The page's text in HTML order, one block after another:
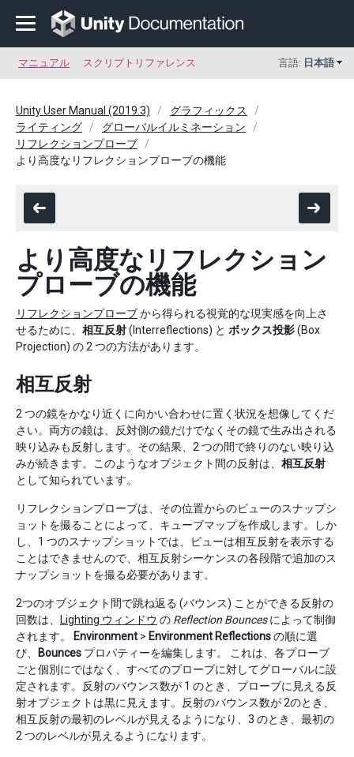
マニュアル スクリプトリファレンス 言語: 日本語
Unity User Manual (2019.3)
グラフィックス
ライティング
グローバルイルミネーション
リフレクションプローブ
より高度なリフレクションプローブの機能
より高度なリフレクション
プローブの機能
リフレクションプローブから得られる視覚的な現実感を向上さ
せるために、 相互反射(Interreflections) と ボックス投影(Box
Projection) の 2 つの方法があります。
相互反射
2 つの鏡をかなり近くに向かい合わせに置く状況を想像してくだ
さい。両方の鏡は、反対側の鏡だけでなくその鏡で生み出される
映り込みも反射します。その結果、2 つの間で終りのない映り込
みが続きます。このようなオブジェクト間の反射は、 相互反射
として知られています。
リフレクションプローブは、その位置からのビューのスナップシ
ョットを撮ることによって、キューブマップを作成します。しか
し、1 つのスナップショットでは、ビューは相互反射を表示する
ことはできませんので、相互反射シーケンスの各段階で追加のス
ナップショットを撮る必要があります。
2つのオブジェクト間で跳ね返る (バウンス) ことができる反射の
回数は、
Lighting ウィンドウ の Reflection Bouncesによって制御
されます。
Environment > Environment Reflectionsの順に選
び、
Bounces プロパティーを編集します。 これは、各プローブ
ごと個別にではなく、すべてのプローブに対してグローバルに設
定されます。反射のバウンス数が 1 のとき、プローブに見える反
射オブジェクトは黒に見えます。反射のバウンス数が 2のとき、
相互反射の最初のレベルが見えるようになり、3 のとき、最初の
2 つのレベルが見えるようになります。